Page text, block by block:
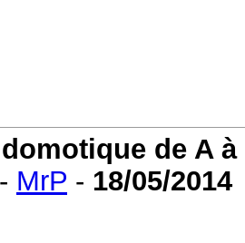
de A
- MrP - 18/05/2014